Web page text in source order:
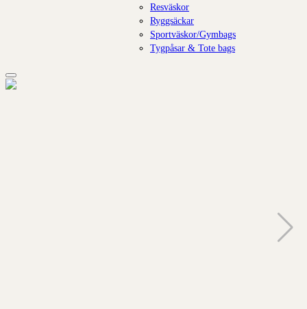
Resväskor
Ryggsäckar
Sportväskor/Gymbags
Tygpåsar & Tote bags